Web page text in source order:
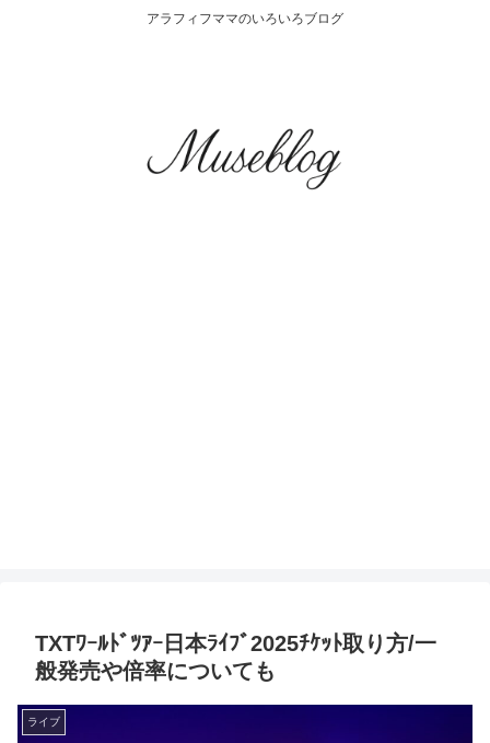
アラフィフママのいろいろブログ
TXTﾜｰﾙﾄﾞﾂｱｰ日本ﾗｲﾌﾞ2025ﾁｹｯﾄ取り方/一
般発売や倍率についても
ライブ